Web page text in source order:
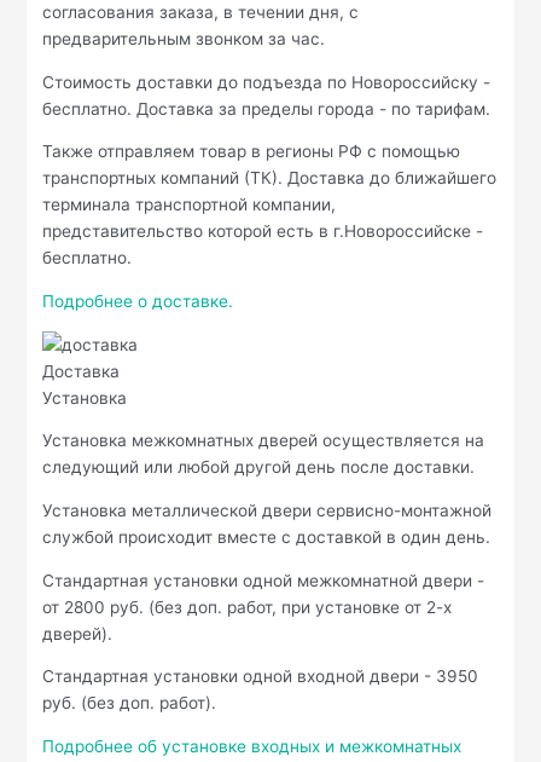
согласования заказа, в течении дня, с
предварительным звонком за час.
Стоимость доставки до подъезда по Новороссийску -
бесплатно. Доставка за пределы города - по тарифам.
Также отправляем товар в регионы РФ с помощью
транспортных компаний (ТК). Доставка до ближайшего
терминала транспортной компании,
представительство которой есть в г.Новороссийске -
бесплатно.
Подробнее о доставке.
Доставка
Установка
Установка межкомнатных дверей осуществляется на
следующий или любой другой день после доставки.
Установка металлической двери сервисно-монтажной
службой происходит вместе с доставкой в один день.
Стандартная установки одной межкомнатной двери -
от 2800 руб. (без доп. работ, при установке от 2-х
дверей).
Стандартная установки одной входной двери - 3950
руб. (без доп. работ).
Подробнее об установке входных и межкомнатных